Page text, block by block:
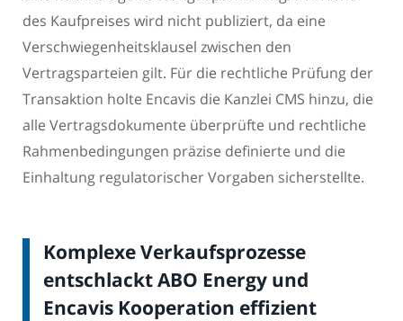
des Kaufpreises wird nicht publiziert, da eine
Verschwiegenheitsklausel zwischen den
Vertragsparteien gilt. Für die rechtliche Prüfung der
Transaktion holte Encavis die Kanzlei CMS hinzu, die
alle Vertragsdokumente überprüfte und rechtliche
Rahmenbedingungen präzise definierte und die
Einhaltung regulatorischer Vorgaben sicherstellte.
Komplexe Verkaufsprozesse
entschlackt ABO Energy und
Encavis Kooperation effizient